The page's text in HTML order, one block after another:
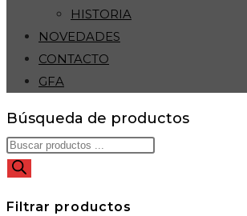
HISTORIA
NOVEDADES
CONTACTO
GFA
Búsqueda de productos
Filtrar productos